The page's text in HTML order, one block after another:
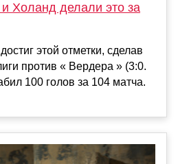
Холанд делали это за
этой отметки, сделав
против « Вердера » (3:0.
100 голов за 104 матча.